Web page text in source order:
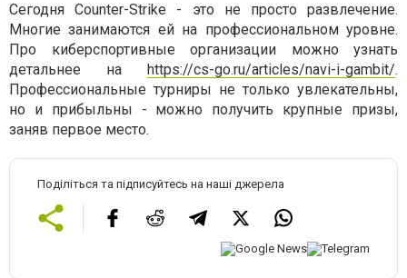
Сегодня Counter-Strike - это не просто развлечение.
Многие занимаются ей на профессиональном уровне.
Про киберспортивные организации можно узнать
детальнее на https://cs-go.ru/articles/navi-i-gambit/.
Профессиональные турниры не только увлекательны,
но и прибыльны - можно получить крупные призы,
заняв первое место.
Поділіться та підписуйтесь на наші джерела